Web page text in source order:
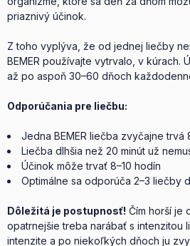
priaznivý účinok.
Z toho vyplýva, že od jednej liečby
BEMER používajte vytrvalo, v kúrach.
až po aspoň 30–60 dňoch
Odporúčania pre liečbu:
Jedna BEMER liečba zvyčajne trvá
Liečba dlhšia než 20 minút už
Účinok môže trvať 8–10 hodín
Optimálne sa odporúča 2–3 liečby
Dôležitá je postupnosť! Čím horší je
opatrnejšie treba narábať s intenzitou
intenzite a po niekoľkých dňoch ju